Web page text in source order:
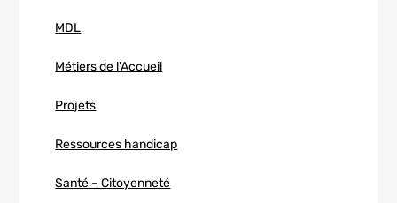
MDL
Métiers de l'Accueil
Projets
Ressources handicap
Santé – Citoyenneté